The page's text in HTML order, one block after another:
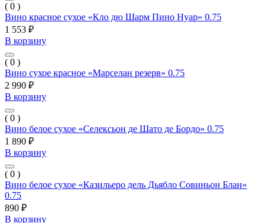
( 0 )
Вино красное сухое «Кло дю Шарм Пино Нуар» 0.75
1 553 ₽
В корзину
( 0 )
Вино сухое красное «Марселан резерв» 0.75
2 990 ₽
В корзину
( 0 )
Вино белое сухое «Селексьон де Шато де Бордо» 0.75
1 890 ₽
В корзину
( 0 )
Вино белое сухое «Казильеро дель Дьябло Совиньон Блан»
0.75
890 ₽
В корзину